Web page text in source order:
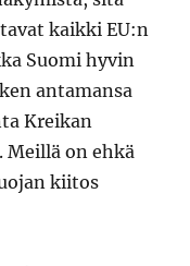
kaikki EU:n
Suomi hyvin
antamansa
Kreikan
Meillä on ehkä
kiitos